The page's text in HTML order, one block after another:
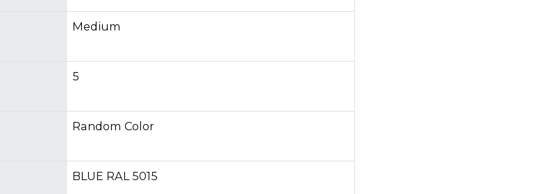
Medium
5
Random Color
BLUE RAL 5015